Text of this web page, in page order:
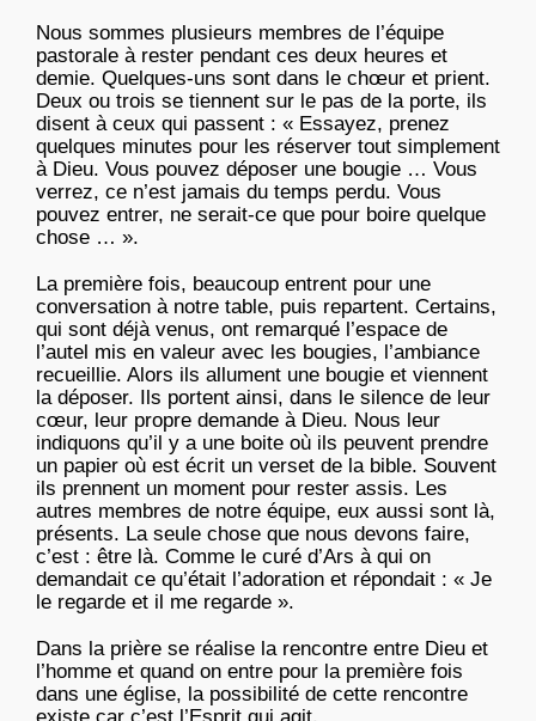
Nous sommes plusieurs membres de l’équipe
pastorale à rester pendant ces deux heures et
demie. Quelques-uns sont dans le chœur et prient.
Deux ou trois se tiennent sur le pas de la porte, ils
disent à ceux qui passent : « Essayez, prenez
quelques minutes pour les réserver tout simplement
à Dieu. Vous pouvez déposer une bougie … Vous
verrez, ce n’est jamais du temps perdu. Vous
pouvez entrer, ne serait-ce que pour boire quelque
chose … ».
La première fois, beaucoup entrent pour une
conversation à notre table, puis repartent. Certains,
qui sont déjà venus, ont remarqué l’espace de
l’autel mis en valeur avec les bougies, l’ambiance
recueillie. Alors ils allument une bougie et viennent
la déposer. Ils portent ainsi, dans le silence de leur
cœur, leur propre demande à Dieu. Nous leur
indiquons qu’il y a une boite où ils peuvent prendre
un papier où est écrit un verset de la bible. Souvent
ils prennent un moment pour rester assis. Les
autres membres de notre équipe, eux aussi sont là,
présents. La seule chose que nous devons faire,
c’est : être là. Comme le curé d’Ars à qui on
demandait ce qu’était l’adoration et répondait : « Je
le regarde et il me regarde ».
Dans la prière se réalise la rencontre entre Dieu et
l’homme et quand on entre pour la première fois
dans une église, la possibilité de cette rencontre